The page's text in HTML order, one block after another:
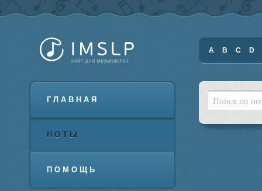
ГЛАВНАЯ
НОТЫ
ПОМОЩЬ
A B C D